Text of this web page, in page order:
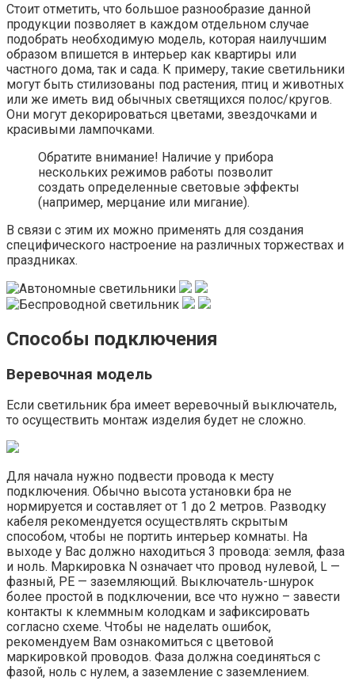
Стоит отметить, что большое разнообразие данной
продукции позволяет в каждом отдельном случае
подобрать необходимую модель, которая наилучшим
образом впишется в интерьер как квартиры или
частного дома, так и сада. К примеру, такие светильники
могут быть стилизованы под растения, птиц и животных
или же иметь вид обычных светящихся полос/кругов.
Они могут декорироваться цветами, звездочками и
красивыми лампочками.
Обратите внимание! Наличие у прибора
нескольких режимов работы позволит
создать определенные световые эффекты
(например, мерцание или мигание).
В связи с этим их можно применять для создания
специфического настроение на различных торжествах и
праздниках.
Способы подключения
Веревочная модель
Если светильник бра имеет веревочный выключатель,
то осуществить монтаж изделия будет не сложно.
Для начала нужно подвести провода к месту
подключения. Обычно высота установки бра не
нормируется и составляет от 1 до 2 метров. Разводку
кабеля рекомендуется осуществлять скрытым
способом, чтобы не портить интерьер комнаты. На
выходе у Вас должно находиться 3 провода: земля, фаза
и ноль. Маркировка N означает что провод нулевой, L —
фазный, PE — заземляющий. Выключатель-шнурок
более простой в подключении, все что нужно – завести
контакты к клеммным колодкам и зафиксировать
согласно схеме. Чтобы не наделать ошибок,
рекомендуем Вам ознакомиться с цветовой
маркировкой проводов. Фаза должна соединяться с
фазой, ноль с нулем, а заземление с заземлением.